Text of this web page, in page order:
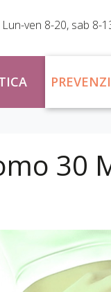
Lun-ven 8-20, sab 8-
30